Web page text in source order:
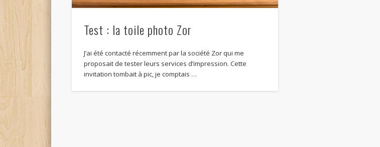
Test : la toile photo Zor
J’ai été contacté récemment par la société Zor qui me
proposait de tester leurs services d’impression. Cette
invitation tombait à pic, je comptais …